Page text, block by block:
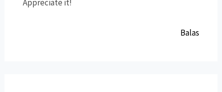
Appreciate it!
Balas